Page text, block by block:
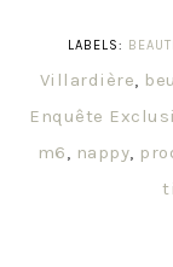
LABELS:
Villardière,
Enquête
m6, nappy,